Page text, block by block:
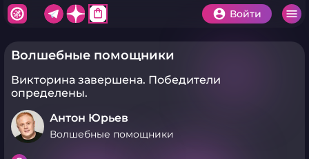
shopping_bag Войти
Волшебные помощники
Викторина завершена. Победители
определены.
Антон Юрьев
Волшебные помощники